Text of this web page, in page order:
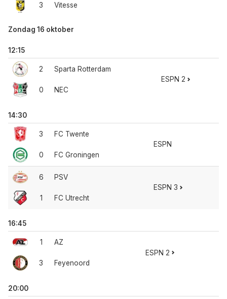
3 Vitesse
Zondag 16 oktober
12:15
2
0
Sparta Rotterdam
NEC
ESPN 2
14:30
3
0
FC Twente
FC Groningen
ESPN
6
1
PSV
FC Utrecht
ESPN 3
16:45
1
3
AZ
Feyenoord
ESPN 2
20:00